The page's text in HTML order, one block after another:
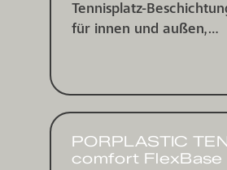
Tennisplatz-
für innen und außen,
punktelastisch nach
PORPLASTIC
comfort FlexBase